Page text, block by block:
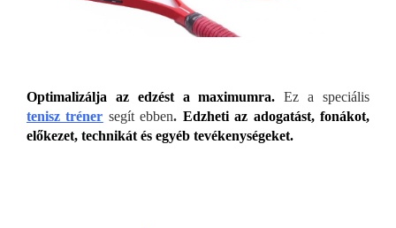
Optimalizálja az edzést a maximumra.
Ez a speciális
tenisz tréner segít ebben. Edzheti az adogatást, fonákot,
előkezet, technikát és egyéb tevékenységeket.